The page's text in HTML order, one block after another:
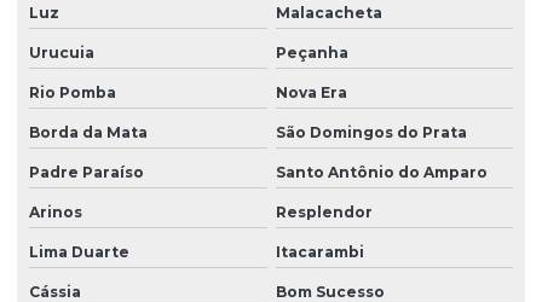
Luz Malacacheta
Urucuia Peçanha
Rio Pomba Nova Era
Borda da Mata São Domingos do Prata
Padre Paraíso Santo Antônio do Amparo
Arinos Resplendor
Lima Duarte Itacarambi
Cássia Bom Sucesso